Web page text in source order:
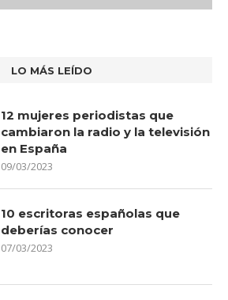
LO MÁS LEÍDO
12 mujeres periodistas que
cambiaron la radio y la televisión
en España
09/03/2023
10 escritoras españolas que
deberías conocer
07/03/2023